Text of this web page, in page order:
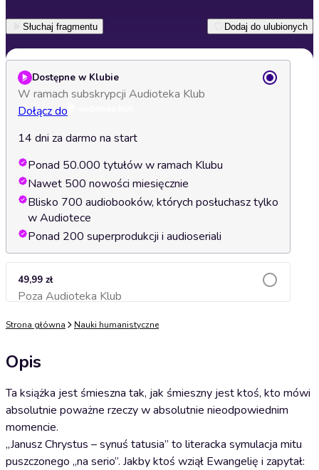
Słuchaj fragmentu Dodaj do ulubionych
Dostępne w Klubie
W ramach subskrypcji Audioteka Klub
Dołącz do
14 dni za darmo na start
Ponad 50.000 tytułów w ramach Klubu
Nawet 500 nowości miesięcznie
Blisko 700 audiobooków, których posłuchasz tylko
w Audiotece
Ponad 200 superprodukcji i audioseriali
49,99 zł
Poza Audioteka KlubDodaj do koszyka
Strona główna Nauki humanistyczne
Opis
Ta książka jest śmieszna tak, jak śmieszny jest ktoś, kto mówi
absolutnie poważne rzeczy w absolutnie nieodpowiednim
momencie.
„Janusz Chrystus – synuś tatusia” to literacka symulacja mitu
puszczonego „na serio”. Jakby ktoś wziął Ewangelię i zapytał: